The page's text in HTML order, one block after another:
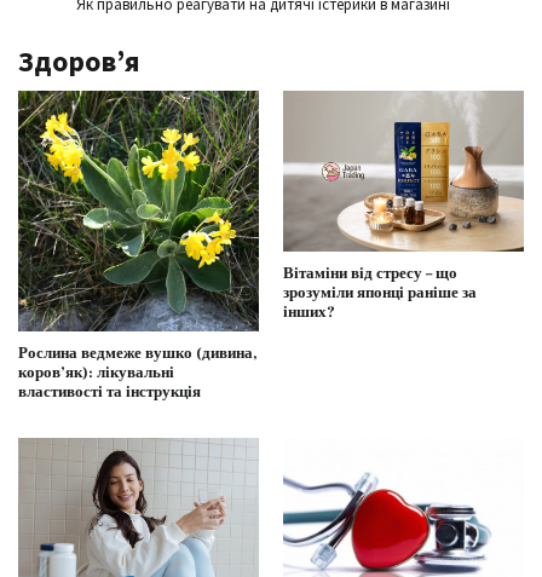
Як правильно реагувати на дитячі істерики в магазині
Здоров’я
Рослина ведмеже вушко (дивина,
коров’як): лікувальні
властивості та інструкція
Вітаміни від стресу – що
зрозуміли японці раніше за
інших?